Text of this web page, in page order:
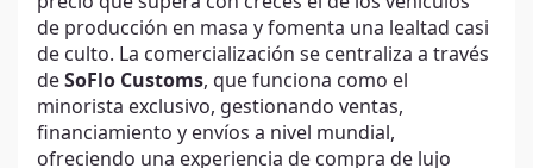
de producción en masa y fomenta una lealtad casi
de culto. La comercialización se centraliza a través
de SoFlo Customs, que funciona como el
minorista exclusivo, gestionando ventas,
financiamiento y envíos a nivel mundial,
ofreciendo una experiencia de compra de lujo